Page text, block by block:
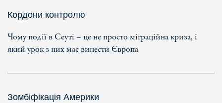
Кордони контролю
Чому події в Сеуті – це не просто міграційна криза, і
який урок з них має винести Європа
Зомбіфікація Америки